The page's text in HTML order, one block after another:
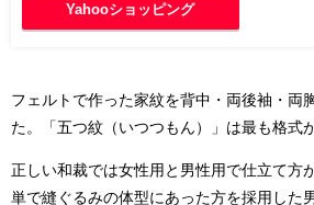
Yahooショッピング
フェルトで作った家紋を背中・両後袖・両
た。「五つ紋（いつつもん）」は最も格式
正しい和裁では女性用と男性用で仕立て方
単で縫ぐるみの体型にあった方を採用した